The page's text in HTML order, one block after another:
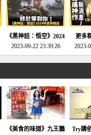
《黑神話：悟空》2024
年夏季推出！確定不會
延期齁？-電玩宅速配
2023-09-22 23:39:26
更多
《來
金鄉
2023-
《美食的味道》九王鵝
Try講